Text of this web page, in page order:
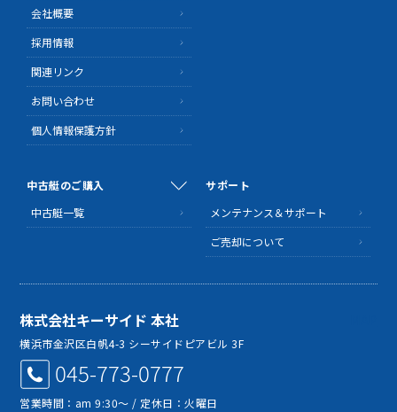
会社概要
採用情報
関連リンク
お問い合わせ
個人情報保護方針
中古艇のご購入
中古艇一覧
サポート
メンテナンス＆サポート
ご売却について
株式会社キーサイド 本社
横浜市金沢区白帆4-3 シーサイドピアビル 3F
045-773-0777
営業時間：am 9:30～ / 定休日：火曜日